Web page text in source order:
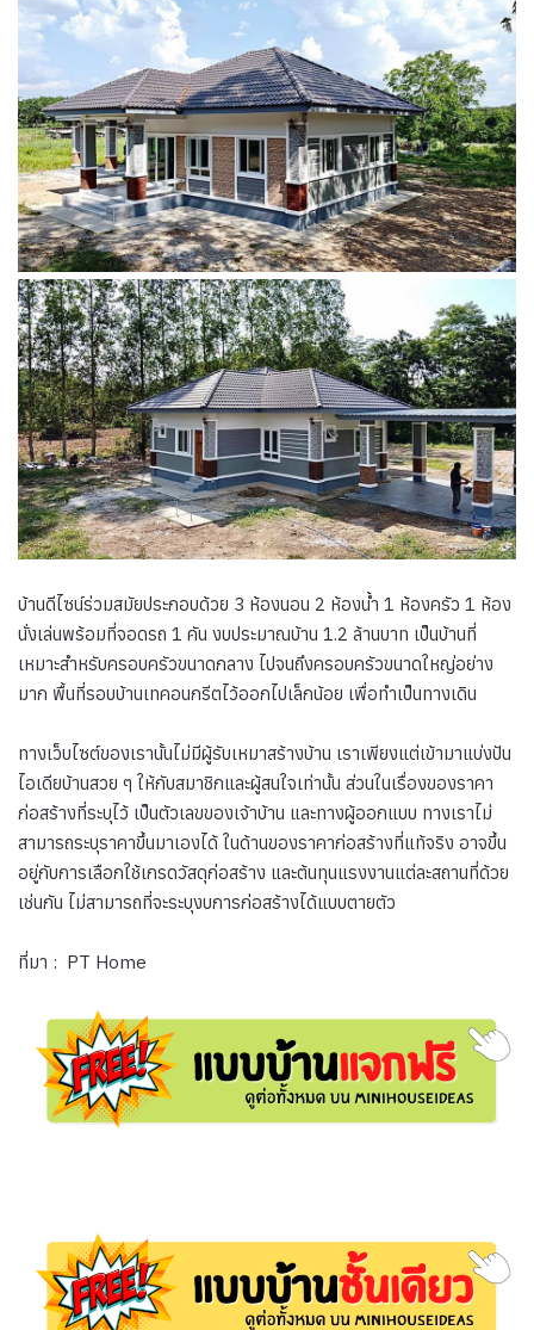
บ้านดีไซน์ร่วมสมัยประกอบด้วย 3 ห้องนอน 2 ห้องน้ำ 1 ห้องครัว 1 ห้อง
นั่งเล่นพร้อมที่จอดรถ 1 คัน งบประมาณบ้าน 1.2 ล้านบาท เป็นบ้านที่
เหมาะสำหรับครอบครัวขนาดกลาง ไปจนถึงครอบครัวขนาดใหญ่อย่าง
มาก พื้นที่รอบบ้านเทคอนกรีตไว้ออกไปเล็กน้อย เพื่อทำเป็นทางเดิน
ทางเว็บไซต์ของเรานั้นไม่มีผู้รับเหมาสร้างบ้าน เราเพียงแต่เข้ามาแบ่งปัน
ไอเดียบ้านสวย ๆ ให้กับสมาชิกและผู้สนใจเท่านั้น ส่วนในเรื่องของราคา
ก่อสร้างที่ระบุไว้ เป็นตัวเลขของเจ้าบ้าน และทางผู้ออกแบบ ทางเราไม่
สามารถระบุราคาขึ้นมาเองได้ ในด้านของราคาก่อสร้างที่แท้จริง อาจขึ้น
อยู่กับการเลือกใช้เกรดวัสดุก่อสร้าง และต้นทุนแรงงานแต่ละสถานที่ด้วย
เช่นกัน ไม่สามารถที่จะระบุงบการก่อสร้างได้แบบตายตัว
ที่มา : PT Home